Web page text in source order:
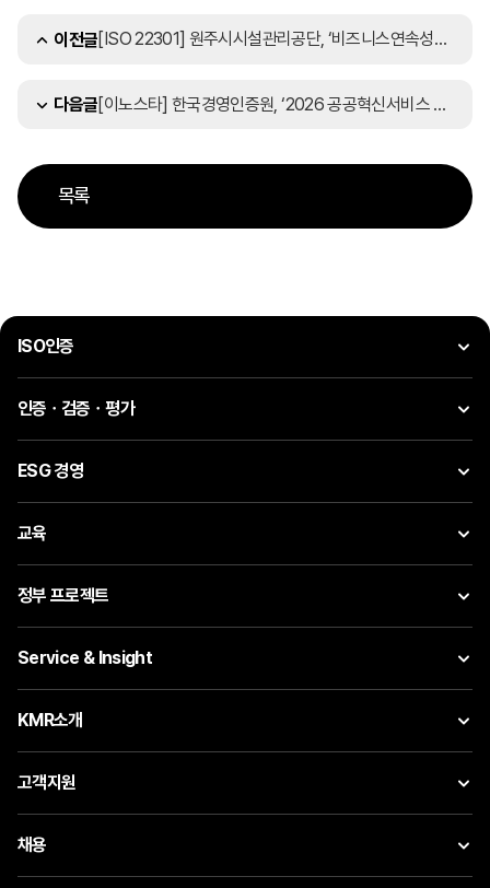
이전글 [ISO 22301] 원주시시설관리공단, ‘비즈니스연속성경영시스템 국제표준 인증’ 갱신
다음글 [이노스타] 한국경영인증원, ‘2026 공공혁신서비스 이노스타 인증’ 설명회 개최
목록
ISO인증
인증ㆍ검증ㆍ평가
ESG 경영
교육
정부 프로젝트
Service & Insight
KMR소개
고객지원
채용